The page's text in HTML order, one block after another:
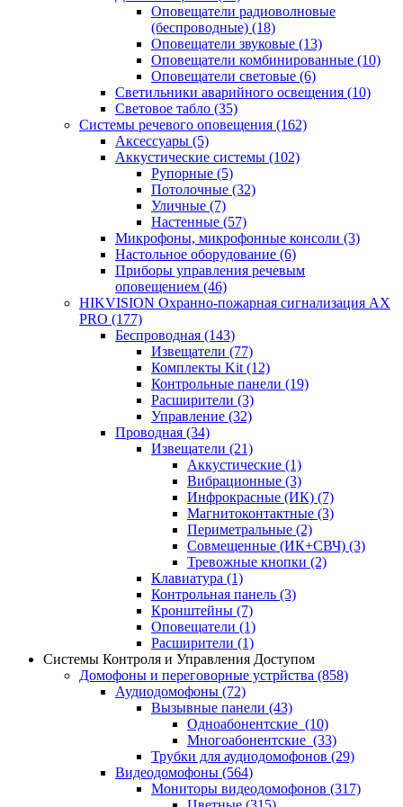
Оповещатели радиоволновые
(беспроводные) (18)
Оповещатели звуковые (13)
Оповещатели комбинированные (10)
Оповещатели световые (6)
Светильники аварийного освещения (10)
Световое табло (35)
Системы речевого оповещения (162)
Аксессуары (5)
Аккустические системы (102)
Рупорные (5)
Потолочные (32)
Уличные (7)
Настенные (57)
Микрофоны, микрофонные консоли (3)
Настольное оборудование (6)
Приборы управления речевым
оповещением (46)
HIKVISION Охранно-пожарная сигнализация AX
PRO (177)
Беспроводная (143)
Извещатели (77)
Комплекты Kit (12)
Контрольные панели (19)
Расширители (3)
Управление (32)
Проводная (34)
Извещатели (21)
Аккустические (1)
Вибрационные (3)
Инфрокрасные (ИК) (7)
Магнитоконтактные (3)
Периметральные (2)
Совмещенные (ИК+СВЧ) (3)
Тревожные кнопки (2)
Клавиатура (1)
Контрольная панель (3)
Кронштейны (7)
Оповещатели (1)
Расширители (1)
Системы Контроля и Управления Доступом
Домофоны и переговорные устрйства (858)
Аудиодомофоны (72)
Вызывные панели (43)
Одноабонентские (10)
Многоабонентские (33)
Трубки для аудиодомофонов (29)
Видеодомофоны (564)
Мониторы видеодомофонов (317)